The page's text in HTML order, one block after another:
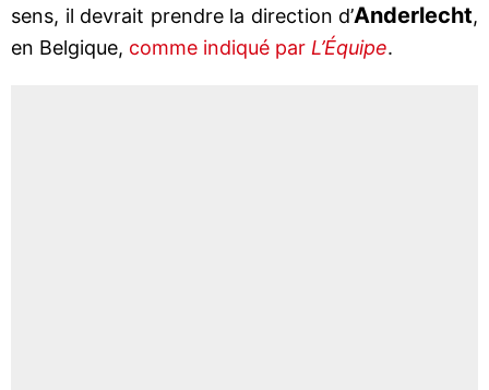
sens, il devrait prendre la direction d’Anderlecht,
en Belgique, comme indiqué par L’Équipe.